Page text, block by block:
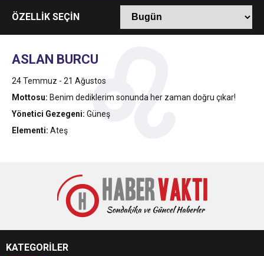
16:44 Dana karkas alım fiyatın kilogram başına 2 TL
çıkışını yorumladı
19:12 Endonezya’da futbol maçında izdiham: 125
ÖZELLİK SEÇİN
ASLAN BURCU
24 Temmuz - 21 Ağustos
Mottosu: Benim dediklerim sonunda her zaman doğru çıkar!
Yönetici Gezegeni: Güneş
Elementi: Ateş
KATEGORİLER